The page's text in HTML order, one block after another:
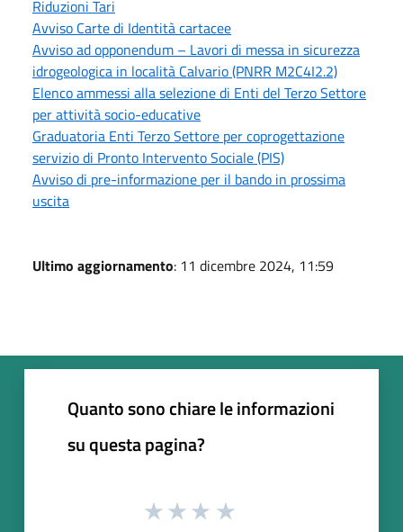
Riduzioni Tari
Avviso Carte di Identità cartacee
Avviso ad opponendum – Lavori di messa in sicurezza
idrogeologica in località Calvario (PNRR M2C4I2.2)
Elenco ammessi alla selezione di Enti del Terzo Settore
per attività socio-educative
Graduatoria Enti Terzo Settore per coprogettazione
servizio di Pronto Intervento Sociale (PIS)
Avviso di pre-informazione per il bando in prossima
uscita
Ultimo aggiornamento: 11 dicembre 2024, 11:59
Quanto sono chiare le informazioni
su questa pagina?